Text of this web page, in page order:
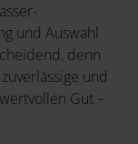
und Auswahl
denn
und
Gut –